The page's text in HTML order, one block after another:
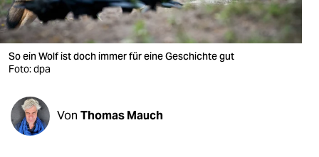
wahrheit
verlag
verlag
veranstaltungen
shop
So ein Wolf ist doch immer für eine Geschichte gut
Foto: dpa
Von Thomas Mauch